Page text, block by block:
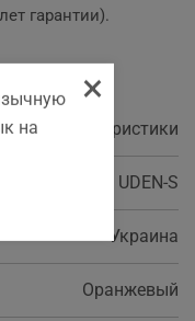
гарантии).
характеристики
UDEN-S
Украина
Оранжевый
×
на